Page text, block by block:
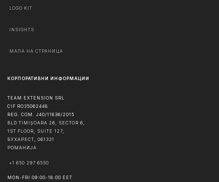
LOGO KIT
INSIGHTS
МАПА НА СТРАНИЦА
КОРПОРАТИВНИ ИНФОРМАЦИИ
TEAM EXTENSION SRL
CIF RO35062448
REG. COM. J40/11836/2015
BLD TIMIȘOARA 26, SECTOR 6,
1ST FLOOR, SUITE 127,
БУХАРЕСТ
061331
РОМАНИЈА
+1 650 297 6550
MON-FRI 09:00-18:00 EET